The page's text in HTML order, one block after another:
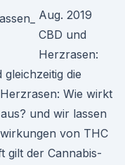
Aug. 2019
CBD und
Herzrasen:
die
Wie wirkt
und wir lassen
von THC
gilt der Cannabis-